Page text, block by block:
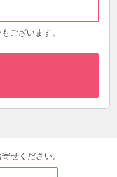
ございます。
せください。